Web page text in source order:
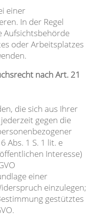
einer
In der Regel
Aufsichtsbehörde
oder Arbeitsplatzes
nach Art. 21
die sich aus Ihrer
gegen die
Abs. 1 S. 1 lit. e
Interesse)
einer
einzulegen;
gestütztes